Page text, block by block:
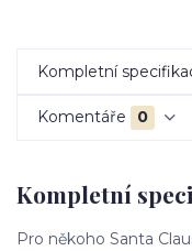
Kompletní
Komentáře 0
Kompletní
Pro někoho Santa